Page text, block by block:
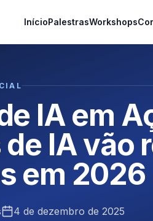
InícioPalestrasWorkshops
IA em
IA vão
em 2026
4 de dezembro de 2025